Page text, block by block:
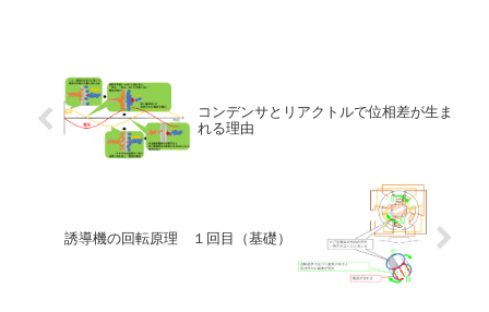
コンデンサとリアクトルで位相差が生ま
れる理由
誘導機の回転原理 １回目（基礎）